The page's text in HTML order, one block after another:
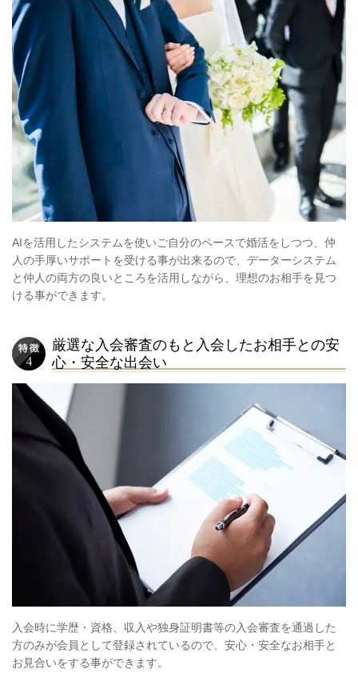
AIを活用したシステムを使いご自分のペースで婚活をしつつ、仲
人の手厚いサポートを受ける事が出来るので、データーシステム
と仲人の両方の良いところを活用しながら、理想のお相手を見つ
ける事ができます。
厳選な入会審査のもと入会したお相手との安
心・安全な出会い
入会時に学歴・資格、収入や独身証明書等の入会審査を通過した
方のみが会員として登録されているので、安心・安全なお相手と
お見合いをする事ができます。